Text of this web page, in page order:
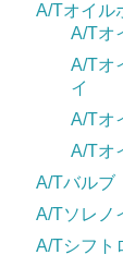
A/Tオイル
A/Tオ
A/Tオ
イ
A/Tオ
A/Tオ
A/Tバルブ
A/Tソレノ
A/Tシフト